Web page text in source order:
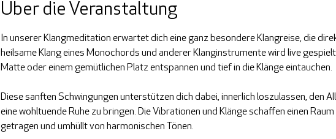
Über die Veranstaltung
In unserer Klangmeditation erwartet dich eine ganz besondere Klangreise, die
heilsame Klang eines Monochords und anderer Klanginstrumente wird live
Matte oder einem gemütlichen Platz entspannen und tief in die Klänge eintauchen.
Diese sanften Schwingungen unterstützen dich dabei, innerlich loszulassen, den
eine wohltuende Ruhe zu bringen. Die Vibrationen und Klänge schaffen einen
getragen und umhüllt von harmonischen Tönen.